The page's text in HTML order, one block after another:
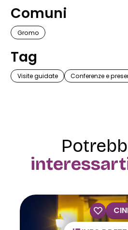
Comuni
Gromo
Tag
Visite guidate Conferenze e